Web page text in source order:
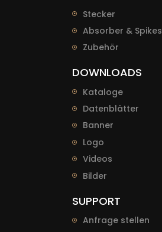
Stecker
Absorber & Spikes
Zubehör
DOWNLOADS
Kataloge
Datenblätter
Banner
Logo
Videos
Bilder
SUPPORT
Anfrage stellen